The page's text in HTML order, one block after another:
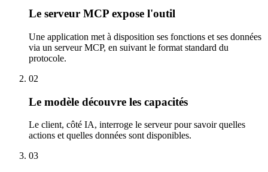
Le serveur MCP expose l'outil
Une application met à disposition ses fonctions et ses données
via un serveur MCP, en suivant le format standard du
protocole.
02
Le modèle découvre les capacités
Le client, côté IA, interroge le serveur pour savoir quelles
actions et quelles données sont disponibles.
03